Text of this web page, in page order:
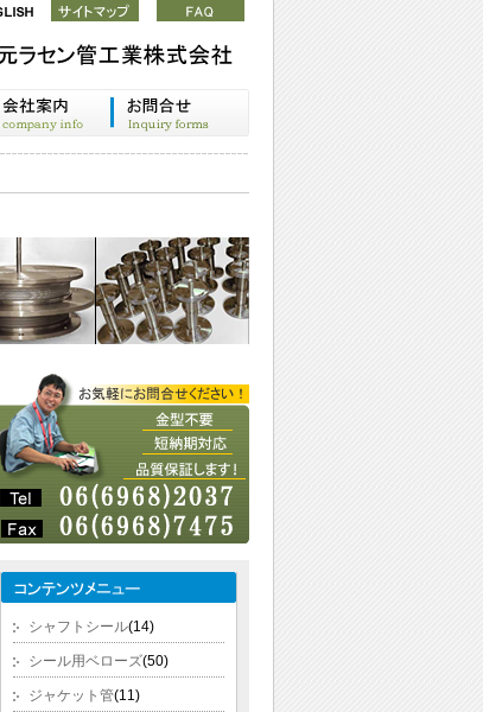
シャフトシール(14)
シール用ベローズ(50)
ジャケット管(11)